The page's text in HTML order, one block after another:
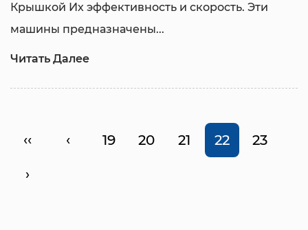
Крышкой Их эффективность и скорость. Эти
машины предназначены...
Читать Далее
‹‹ ‹ 19 20 21 22 23
›